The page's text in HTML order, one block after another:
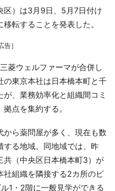
）は3月9日、5月7日付け
転することを発表した。
告］
菱ウェルファーマが合併し
の東京本社は日本橋本町と千
、業務効率化と組織間コミ
点を集約する。
ら薬問屋が多く、現在も数
する地域。同地域では、昨
共（中央区日本橋本町3）が
社組織を隣接する2カ所のビ
1・2階に一般見学ができる